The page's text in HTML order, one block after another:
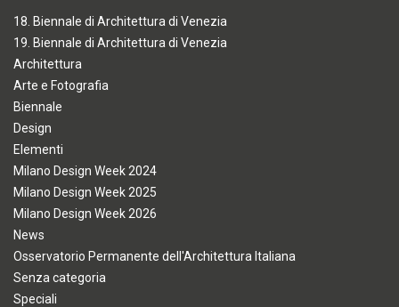
18. Biennale di Architettura di Venezia
19. Biennale di Architettura di Venezia
Architettura
Arte e Fotografia
Biennale
Design
Elementi
Milano Design Week 2024
Milano Design Week 2025
Milano Design Week 2026
News
Osservatorio Permanente dell'Architettura Italiana
Senza categoria
Speciali